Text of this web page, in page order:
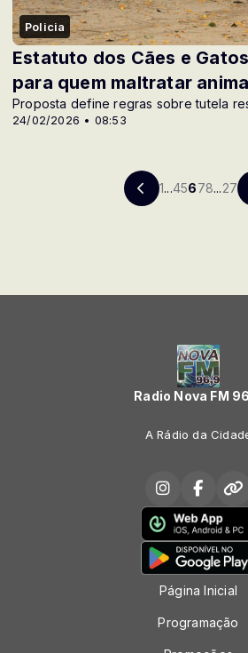
Policia
24/02/2026 • 08:53
Estatuto dos Cães e
para quem maltratar
Proposta define regras sobre tutela
1...45678...27
Radio Nova FM
A Rádio da
Página Inicial
Programação